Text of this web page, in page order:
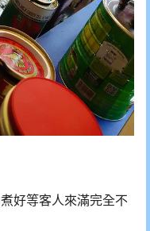
好等客人來滿完全不